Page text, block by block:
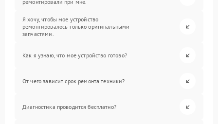
ремонтировали при мне.
Я хочу, чтобы мое устройство
ремонтировалось только оригинальными
запчастями.
Как я узнаю, что мое устройство готово?
От чего зависит срок ремонта техники?
Диагностика проводится бесплатно?